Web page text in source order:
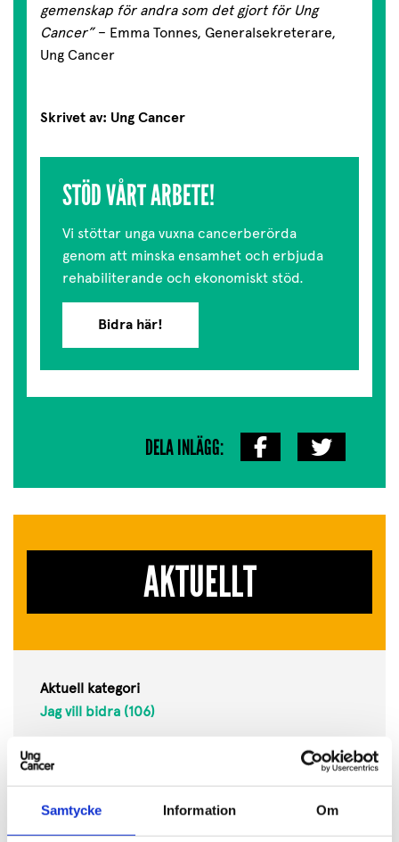
Samtycke Information Om
AKTUELLT
Aktuell kategori
Jag vill bidra (106)
Andra kategorier
Cancerkunskap (57)
Få stöd (53)
Påverkansarbete (55)
gemenskap för andra som det gjort för Ung
Cancer”– Emma Tonnes, Generalsekreterare,
Ung Cancer
Skrivet av: Ung Cancer
STÖD VÅRT ARBETE!
Vi stöttar unga vuxna cancerberörda
genom att minska ensamhet och erbjuda
rehabiliterande och ekonomiskt stöd.
Bidra här!
DELA INLÄGG: